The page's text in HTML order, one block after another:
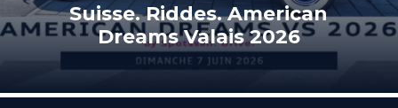
Suisse. Riddes. American
Dreams Valais 2026